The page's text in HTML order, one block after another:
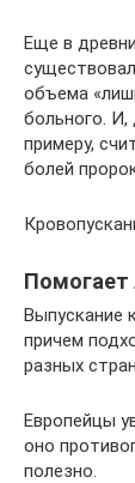
Еще в
объема
больного. И,
примеру,
болей
Помогает
Выпускание
причем
разных
Европейцы
оно
полезно.